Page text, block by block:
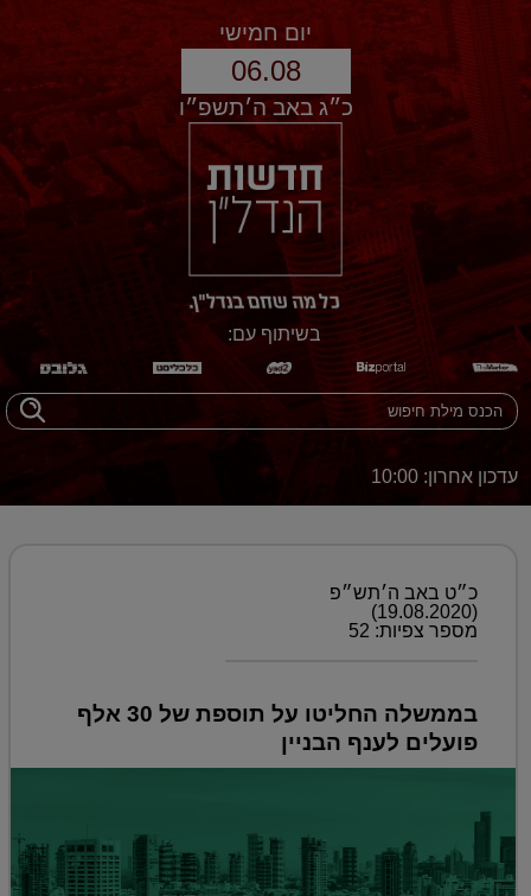
יום חמישי
06.08
כ״ג באב ה׳תשפ״ו
בשיתוף עם:
עדכון אחרון: 10:00
כ״ט באב ה׳תש״פ
(19.08.2020)
מספר צפיות: 52
בממשלה החליטו על תוספת של 30 אלף
פועלים לענף הבניין